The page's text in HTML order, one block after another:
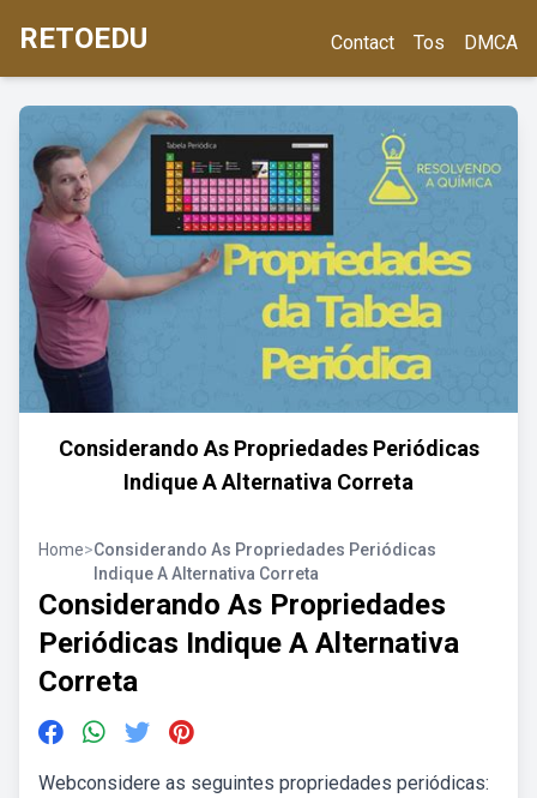
RETOEDU Contact Tos DMCA
Considerando As Propriedades Periódicas
Indique A Alternativa Correta
Home>Considerando As Propriedades Periódicas
Indique A Alternativa Correta
Considerando As Propriedades
Periódicas Indique A Alternativa
Correta
Webconsidere as seguintes propriedades periódicas: